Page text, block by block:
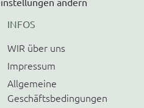
INFOS
WIR über uns
Impressum
Allgemeine
Geschäftsbedingungen